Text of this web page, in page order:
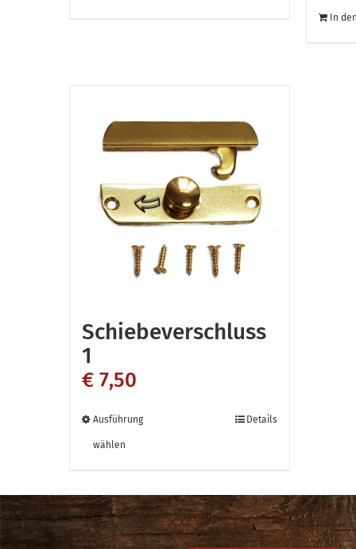
In
Schiebeverschluss
1
€ 7,50
Ausführung
wählen
mehrere
Varianten
Details